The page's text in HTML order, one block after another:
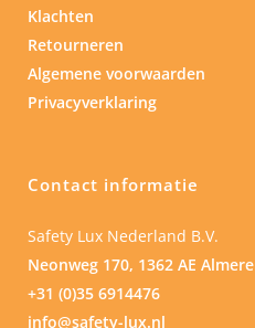
Klachten
Retourneren
Algemene voorwaarden
Privacyverklaring
Contact informatie
Safety Lux Nederland B.V.
Neonweg 170, 1362 AE Almere
+31 (0)35 6914476
info@safety-lux.nl